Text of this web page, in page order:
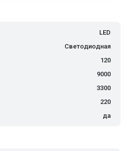
LED
Светодиодная
120
9000
3300
220
да